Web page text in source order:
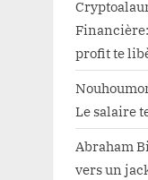
profit te
Le salaire
Abraham
vers un